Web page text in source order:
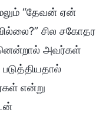
“தேவன் ஏன்
சில சகோதர
அவர்கள்
என்று